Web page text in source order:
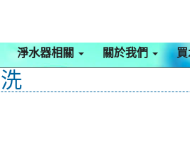
淨水器相關 關於我們 買